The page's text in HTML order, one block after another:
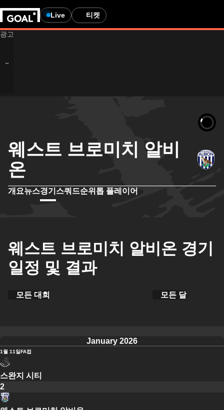
Live 티켓
웨스트 브로미치 알비
온
개요뉴스경기 스쿼드순위 톱 플레이어
웨스트 브로미치 알비온 경기
일정 및 결과
모든 대회 모든 달
January 2026
1월 11일FA컵
스완지 시티
2